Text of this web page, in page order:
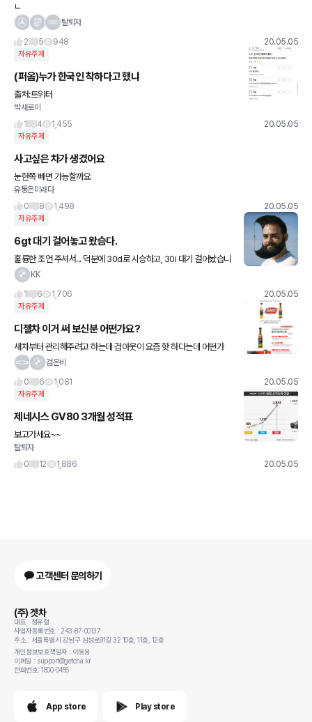
ㄴ
탈퇴자
2
5 948 20.05.05
자유주제
(퍼옴)누가 한국인 착하다고 했냐
출처:트위터
박새로이
1
4 1,455 20.05.05
자유주제
사고싶은 차가 생겼어요
눈한쪽 빼면 가능할까요
유통은미래다
0
8 1,498 20.05.05
자유주제
6gt 대기 걸어놓고 왔슴다.
훌륭한 조언 주셔서... 덕분에 30d로 시승하고, 30i 대기 걸어놨습니
다. 재고가 많이 빠져서인지 지난 번 (4월중순) 대기보다 많이 기다리
KK
1
6 1,706 20.05.05
자유주제
디젤차 이거 써 보신분 어떤가요?
새차부터 관리해주려고 하는데 검아웃이 요즘 핫 하다는데 어떤가
요? 비엠에 넣어도 되겠죠?
검은비
0
6 1,081 20.05.05
자유주제
제네시스 GV80 3개월 성적표
보고가세요~~
탈퇴자
0
12 1,886 20.05.05
고객센터 문의하기
(주) 겟차
대표 : 정유철
사업자등록번호 : 243-87-00137
주소 : 서울특별시 강남구 삼성로91길 32 10층, 11층, 12층
개인정보보호책임자 : 이동용
이메일 : support@getcha.kr
전화번호: 1800-0456
App store Play store